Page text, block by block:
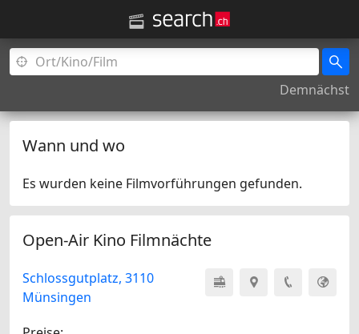
Demnächst
Wann und wo
Es wurden keine Filmvorführungen gefunden.
Open-Air Kino Filmnächte
Schlossgutplatz, 3110
Münsingen